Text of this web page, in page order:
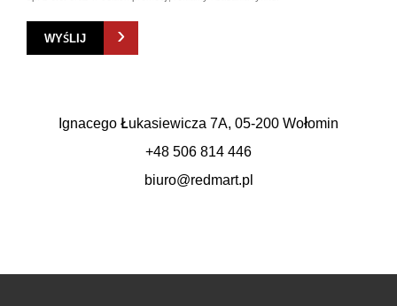
›
Ignacego Łukasiewicza 7A, 05-200 Wołomin
+48 506 814 446
biuro@redmart.pl